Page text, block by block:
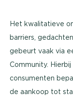
Het kwalitatieve
barriers,
gebeurt vaak via
Community.
consumenten
de aankoop tot